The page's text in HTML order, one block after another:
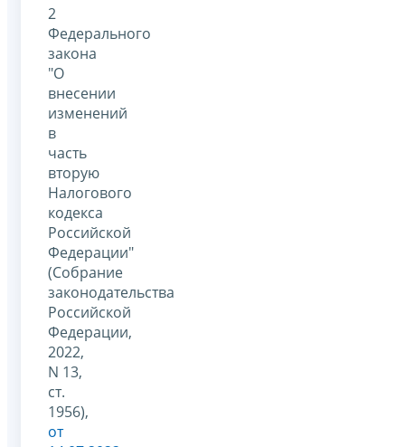
2
Федерального
закона
"О
внесении
изменений
в
часть
вторую
Налогового
кодекса
Российской
Федерации"
(Собрание
законодательства
Российской
Федерации,
2022,
N 13,
ст.
1956),
от